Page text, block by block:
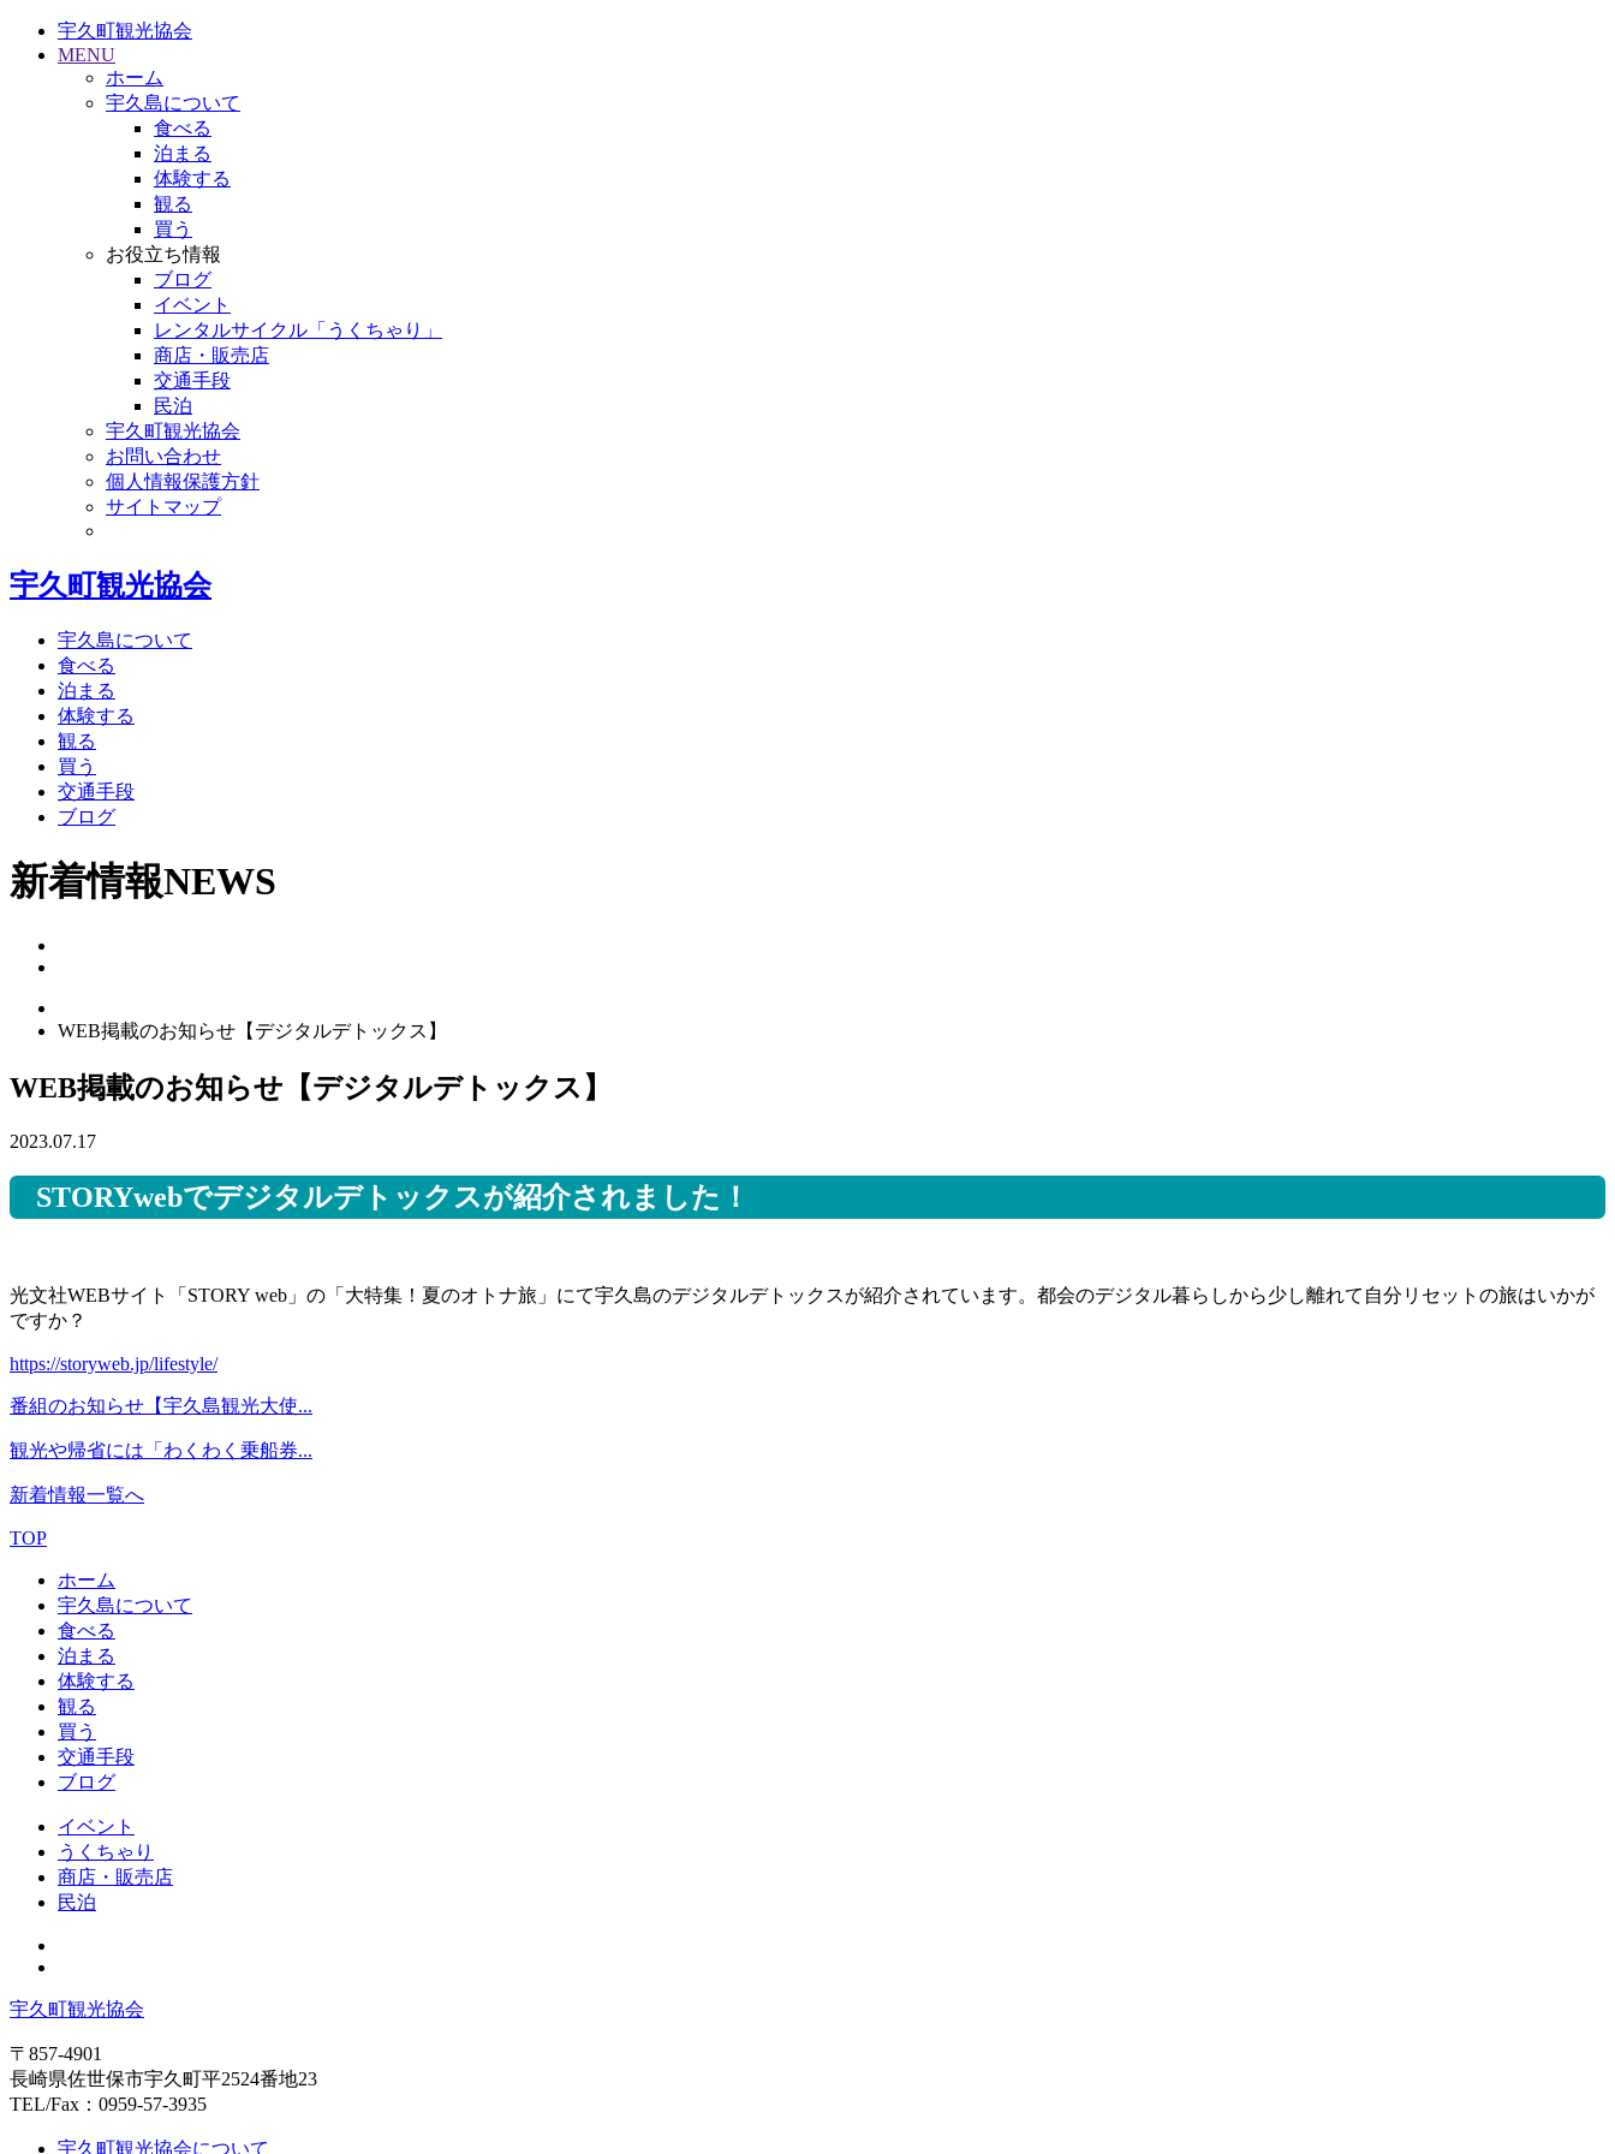
宇久町観光協会
MENU
ホーム
宇久島について
食べる
泊まる
体験する
観る
買う
お役立ち情報
ブログ
イベント
レンタルサイクル「うくちゃり」
商店・販売店
交通手段
民泊
宇久町観光協会
お問い合わせ
個人情報保護方針
サイトマップ
宇久町観光協会
宇久島について
食べる
泊まる
体験する
観る
買う
交通手段
ブログ
新着情報NEWS
WEB掲載のお知らせ【デジタルデトックス】
WEB掲載のお知らせ【デジタルデトックス】
2023.07.17
STORYwebでデジタルデトックスが紹介されました！
光文社WEBサイト「STORY web」の「大特集！夏のオトナ旅」にて宇久島のデジタルデトックスが紹介されています。都会のデジタル暮らしから少し離れて自分リセットの旅はいかが
ですか？
https://storyweb.jp/lifestyle/
番組のお知らせ【宇久島観光大使...
観光や帰省には「わくわく乗船券...
新着情報一覧へ
TOP
ホーム
宇久島について
食べる
泊まる
体験する
観る
買う
交通手段
ブログ
イベント
うくちゃり
商店・販売店
民泊
宇久町観光協会
〒857-4901
長崎県佐世保市宇久町平2524番地23
TEL/Fax：0959-57-3935
宇久町観光協会について